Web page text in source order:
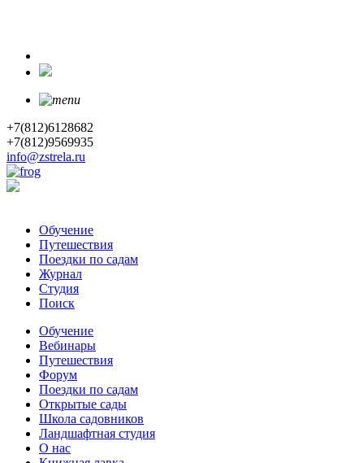
+7(812)6128682
+7(812)9569935
info@zstrela.ru
Обучение
Путешествия
Поездки по садам
Журнал
Студия
Поиск
Обучение
Вебинары
Путешествия
Форум
Поездки по садам
Открытые сады
Школа садовников
Ландшафтная студия
О нас